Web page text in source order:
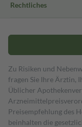
Rechtliches
Zu Risiken und
fragen Sie Ihre Ärztin,
Üblicher
Preisempfehlung des
beinhalten die